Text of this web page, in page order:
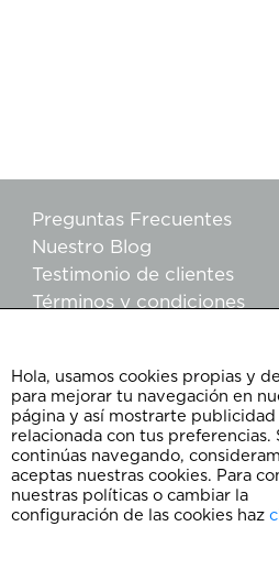
Preguntas Frecuentes
Nuestro Blog
Testimonio de clientes
Términos y condiciones
Agencia de viajes
Contáctanos
Facturación
Hola, usamos cookies propias y
para mejorar tu navegación en
página y así mostrarte publicidad
relacionada con tus preferencias.
continúas navegando,
aceptas nuestras cookies. Para
nuestras políticas o cambiar la
configuración de las cookies haz